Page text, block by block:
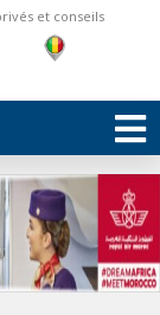
et conseils